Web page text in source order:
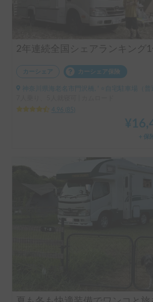
カーシェア カーシェア保険
神奈川県海老名市門沢橋, ' ⭐️自宅駐車場（
4.96
85
¥
＋保